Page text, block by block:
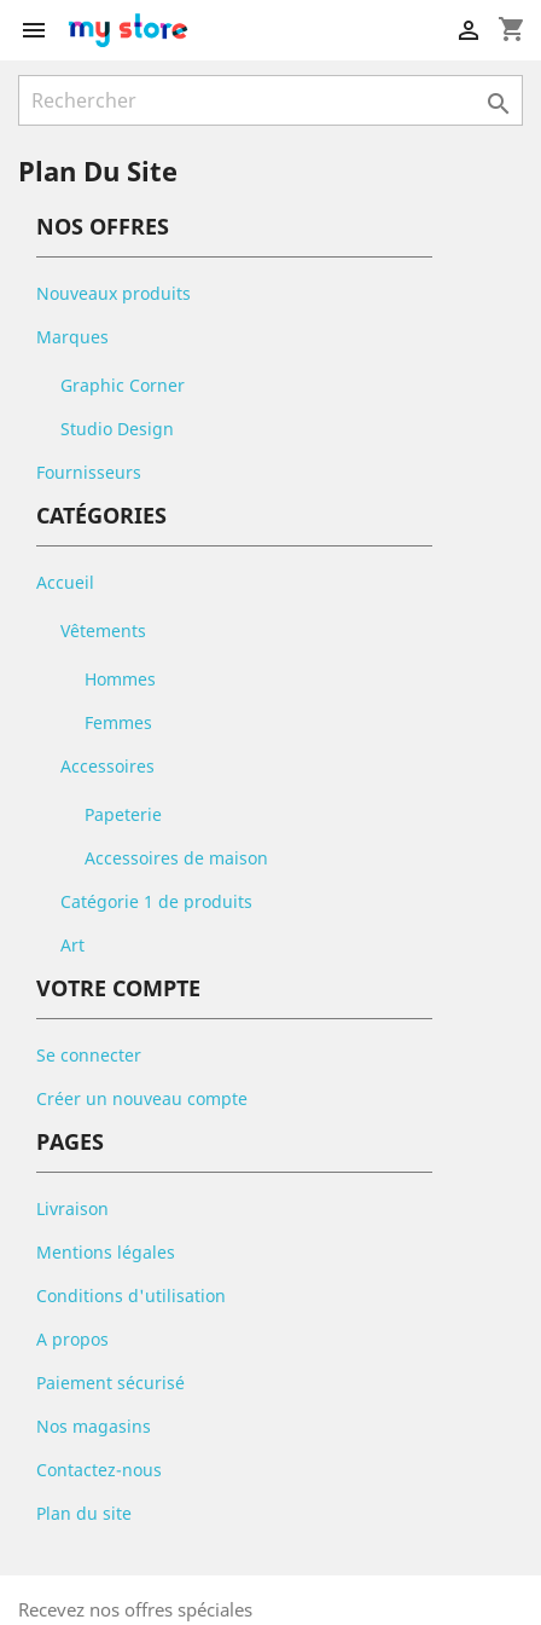
 shopping_cart


Plan Du Site
NOS OFFRES
Nouveaux produits
Marques
Graphic Corner
Studio Design
Fournisseurs
CATÉGORIES
Accueil
Vêtements
Hommes
Femmes
Accessoires
Papeterie
Accessoires de maison
Catégorie 1 de produits
Art
VOTRE COMPTE
Se connecter
Créer un nouveau compte
PAGES
Livraison
Mentions légales
Conditions d'utilisation
A propos
Paiement sécurisé
Nos magasins
Contactez-nous
Plan du site
Recevez nos offres spéciales